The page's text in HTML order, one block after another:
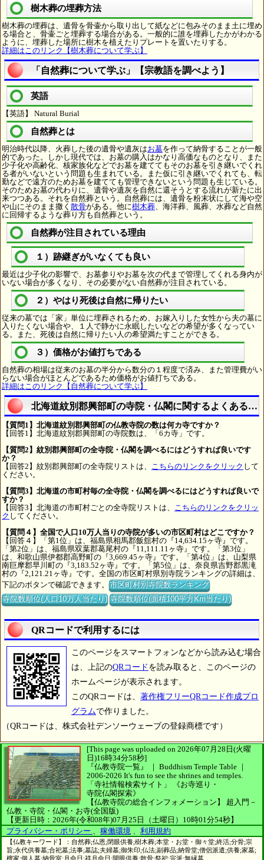
樹木葬の埋葬方法
樹木葬の埋葬は、遺骨を骨壷から取り出して紙などに包みそのまま土に埋め
る場合と、骨壷ごと埋葬する場合がある。一般的に誰を埋葬したかがわかる
ように、埋葬した場所に樹木を植えたりプレートを置いたりする。
詳細はこのリンク【樹木葬について学ぶ】
「自然葬について学ぶ」【宗教語を調べよう】
英語
【英語】 Natural Burial
自然葬とは
明治時代以降、火葬した後の遺骨や遺灰はお墓を作って納骨することが一般
的であった。しかし現代では、お墓の購入はかなり高価なものとなり、また
少子化や高齢化、核家族化などでお墓を建ててもそのお墓を引き継いでくれ
る者がいないという問題も生まれている。また仮に引き継いでくれても、転
勤などで遠方のためお墓を建てても管理できないという問題も生じている。
そのためお墓の代わりに、遺骨や遺灰を自然に還そうとする流れが新たに出
来つつある。それを自然葬という。自然葬には、遺骨を粉末状にして海や空
や山にそのまま撒く 散骨がある。他に樹木葬、海洋葬、風葬、水葬など自然
に回帰するような葬り方も自然葬という。
自然葬が注目されている理由
１）跡継ぎがいなくても良い
最近は少子化の影響で、お墓参りやお墓を次の代まで管理してくれる身内が
いない場合が多くなり、その必要がない自然葬が注目されている。
２）やはり死後は自然に帰りたい
従来の墓では「家」単位に埋葬されるため、お嫁入りした女性から夫の墓に
入りたくない場合や、１人で静かに永眠したいなどの希望が多くなってい
る。また、死後は自然に帰りたい人の希望満たすことができる。
３）価格がお値打ちである
自然葬の相場は従来のお墓の半分から数分の１程度で済み、また管理費がい
らない場合がほとんどであるため価格がお値打ちである。
詳細はこのリンク【自然葬について学ぶ】
北海道紋別郡興部町の寺院・仏閣に関するよくある質
【質問1】北海道紋別郡興部町の仏教寺院の数は何カ寺ですか？
【回答1】北海道紋別郡興部町の寺院数は、「6カ寺」です。
【質問2】紋別郡興部町の全寺院・仏閣を調べるにはどうすれば良いです
か？
【回答2】紋別郡興部町の全寺院リストは、 こちらのリンクをクリック して
ください。
【質問3】北海道の市町村毎の全寺院・仏閣を調べるにはどうすれば良いで
すか？
【回答3】北海道の市町村ごとの全寺院リストは、 こちらのリンクをクリッ
ク してください。
【質問４】全国で人口10万人当りの寺院が多いの市区町村はどこですか？
【回答４】「第1位」は、福島県相馬郡飯舘村の『14,634.15ヶ寺』です。
「第2位」は、福島県双葉郡葛尾村の『11,111.11ヶ寺』です。「第3位」
は、和歌山県伊都郡高野町の『3,669.45ヶ寺』です。「第4位」は、山梨県
南巨摩郡早川町の『3,183.52ヶ寺』です。「第5位」は、奈良県吉野郡黒滝
村の『2,121.21ヶ寺』です。全国の市区町村県別寺院ランキングの詳細は、
下記のボタンで確認できます。市区町村別寺院数ランキング
寺院数順位(人口10万人当たり) 寺院数順位(面積100平方Km当たり)
QRコードで利用するには
このページをスマートフォンなどから読み込む場合
は、上記のQRコード を読み取ると、このページの
ホームページが表示されます。
このQRコードは、 著作権フリーQRコード作成プロ
グラムで作りました。
（QRコードは、株式会社デンソーウェーブの登録商標です）
[This page was uploaded on 2026年07月28日(火曜
日)16時34分58秒]
『仏教寺院一覧』 ｜ Buddhism Temple Table ｜
2006-2026 It's fun to see the shrines and temples.
「寺社情報検索サイト」
《お寺巡り・
寺院仏閣探索》
【仏教寺院の総合インフォメーション】
超入門－
仏教・寺院・仏閣・お寺(全国版)
【更新日時：2026年(令和08年)07月25日（土曜日）10時01分54秒】
プライバシー・ポリシー 、 稼働環境 、 利用規約
【仏教キーワード】：自然葬;仏恩;閉眼供養;樹木葬;本堂・お堂・御々堂;終活;分骨;宗
旨;永代供養墓;合祀墓;法事;墓誌;夫婦墓;御朱印;仏法;副葬品;納骨堂;僧侶派遣;供養;家墓;
檀家;個人墓;納骨室;月命日;祥月命日;開眼供養;散骨;祭祀;宗派;無縁墓